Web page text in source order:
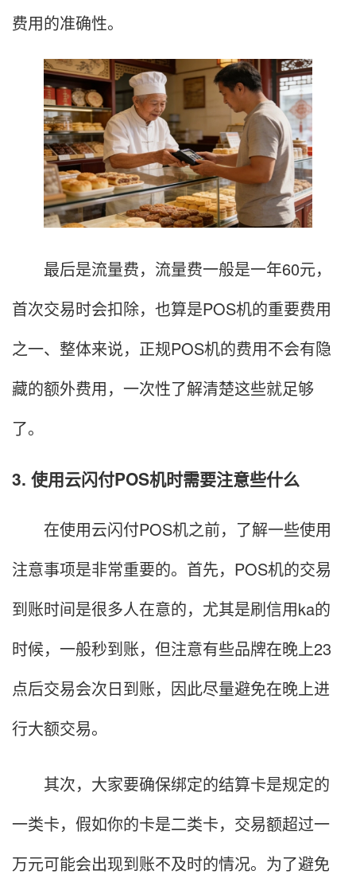
费用的准确性。
最后是流量费，流量费一般是一年60元，
首次交易时会扣除，也算是POS机的重要费用
之一、整体来说，正规POS机的费用不会有隐
藏的额外费用，一次性了解清楚这些就足够
了。
3. 使用云闪付POS机时需要注意些什么
在使用云闪付POS机之前，了解一些使用
注意事项是非常重要的。首先，POS机的交易
到账时间是很多人在意的，尤其是刷信用ka的
时候，一般秒到账，但注意有些品牌在晚上23
点后交易会次日到账，因此尽量避免在晚上进
行大额交易。
其次，大家要确保绑定的结算卡是规定的
一类卡，假如你的卡是二类卡，交易额超过一
万元可能会出现到账不及时的情况。为了避免